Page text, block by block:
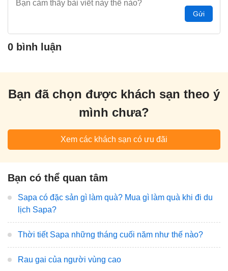
Gửi
0 bình luận
Bạn đã chọn được khách sạn theo ý
mình chưa?
Xem các khách sạn có ưu đãi
Bạn có thể quan tâm
Sapa có đặc sản gì làm quà? Mua gì làm quà khi đi du
lịch Sapa?
Thời tiết Sapa những tháng cuối năm như thế nào?
Rau gai của người vùng cao